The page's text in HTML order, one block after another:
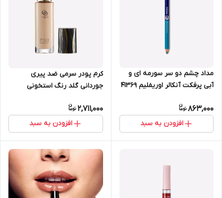
مداد چشم دو سر سورمه ای و
آبی پرفکت آنکالر اوریفلیم 41369
863,000
افزودن به سبد
کرم پودر سرمی ضد پیری
جوردانی گلد رنگ استخونی
2,711,000
افزودن به سبد